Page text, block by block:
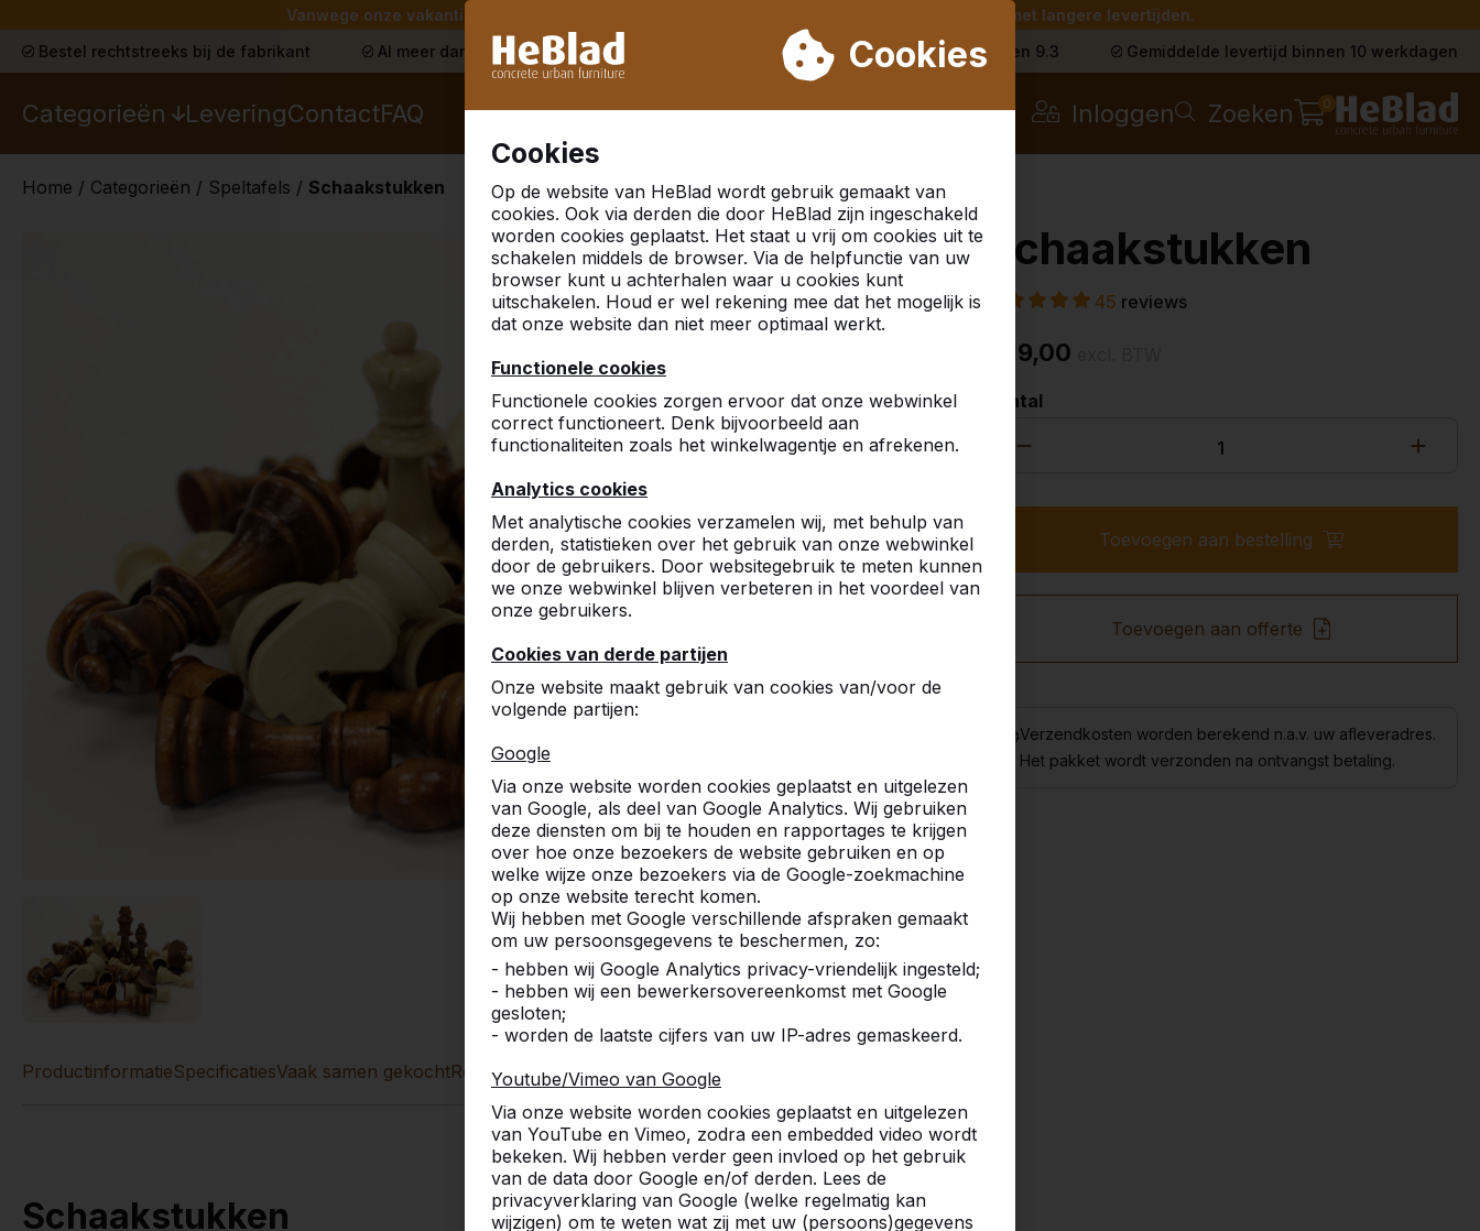
Vanwege onze vakantie leveren wij niet van week 31 t/m week 33. Houdt u daarom rekening met langere levertijden.
Cookies
Cookies
Op de website van HeBlad wordt gebruik gemaakt van
cookies. Ook via derden die door HeBlad zijn ingeschakeld
worden cookies geplaatst. Het staat u vrij om cookies uit te
schakelen middels de browser. Via de helpfunctie van uw
browser kunt u achterhalen waar u cookies kunt
uitschakelen. Houd er wel rekening mee dat het mogelijk is
dat onze website dan niet meer optimaal werkt.
Functionele cookies
Functionele cookies zorgen ervoor dat onze webwinkel
correct functioneert. Denk bijvoorbeeld aan
functionaliteiten zoals het winkelwagentje en afrekenen.
Analytics cookies
Met analytische cookies verzamelen wij, met behulp van
derden, statistieken over het gebruik van onze webwinkel
door de gebruikers. Door websitegebruik te meten kunnen
we onze webwinkel blijven verbeteren in het voordeel van
onze gebruikers.
Cookies van derde partijen
Onze website maakt gebruik van cookies van/voor de
volgende partijen:
Google
Via onze website worden cookies geplaatst en uitgelezen
van Google, als deel van Google Analytics. Wij gebruiken
deze diensten om bij te houden en rapportages te krijgen
over hoe onze bezoekers de website gebruiken en op
welke wijze onze bezoekers via de Google-zoekmachine
op onze website terecht komen.
Wij hebben met Google verschillende afspraken gemaakt
om uw persoonsgegevens te beschermen, zo:
- hebben wij Google Analytics privacy-vriendelijk ingesteld;
- hebben wij een bewerkersovereenkomst met Google
gesloten;
- worden de laatste cijfers van uw IP-adres gemaskeerd.
Youtube/Vimeo van Google
Via onze website worden cookies geplaatst en uitgelezen
van YouTube en Vimeo, zodra een embedded video wordt
bekeken. Wij hebben verder geen invloed op het gebruik
van de data door Google en/of derden. Lees de
privacyverklaring van Google (welke regelmatig kan
wijzigen) om te weten wat zij met uw (persoons)gegevens
Bestel rechtstreeks bij de fabrikant Al meer dan 30.000 producten verkocht Klanten beoordelen HeBlad met een 9.3 Gemiddelde levertijd binnen 10 werkdagen
Categorieën LeveringContactFAQ Inloggen Zoeken 0
Home / Categorieën / Speltafels / Schaakstukken
Schaakstukken
45 reviews
€ 19,00
Aantal
Toevoegen aan bestelling
Toevoegen aan offerte
Verzendkosten worden berekend n.a.v. uw afleveradres.
Het pakket wordt verzonden na ontvangst betaling.
ProductinformatieSpecificatiesVaak samen gekochtReviewsVergelijkbare producten
Schaakstukken